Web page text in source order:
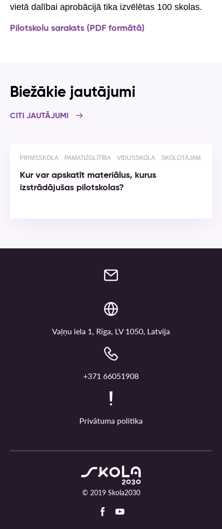
vietā dalībai aprobācijā tika izvēlētas 100 skolas.
Pilotskolu saraksts (PDF formātā)
Biežākie jautājumi
CITI JAUTĀJUMI
PIRMSSKOLA PAMATIZGLĪTĪBA VIDUSSKOLA SKOLOTĀJAM
Kur var apskatīt materiālus, kurus
izstrādājušas pilotskolas?
Vaļņu iela 1, Rīga, LV 1050, Latvija
+371 66051908
Privātuma politika
© 2019 Skola2030